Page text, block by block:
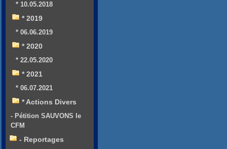
* 10.05.2018
* 2019
* 06.06.2019
* 2020
* 22.05.2020
* 2021
* 06.07.2021
* Actions Divers
- Pétition SAUVONS le
CFM
- Reportages